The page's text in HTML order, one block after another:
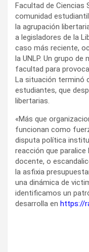
Facultad de Ciencias
comunidad
la agrupación
a legisladores de la
caso más reciente,
la UNLP. Un grupo
facultad para
La situación terminó
estudiantes, que
libertarias.
«Más que
funcionan como
disputa política
reacción que
docente, o
la asfixia
una dinámica de
identificamos un
desarrolla en https://